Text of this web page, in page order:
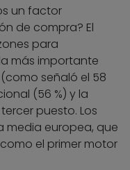
un factor
de compra? El
para
más importante
señaló el 58
(56 %) y la
puesto. Los
media europea, que
el primer motor